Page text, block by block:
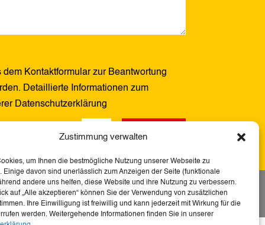
Zustimmung verwalten
um Ihnen die bestmögliche Nutzung unserer Webseite zu
Einige davon sind unerlässlich zum Anzeigen der Seite (funktionale
andere uns helfen, diese Website und ihre Nutzung zu verbessern.
auf „Alle akzeptieren“ können Sie der Verwendung von zusätzlichen
Ihre Einwilligung ist freiwillig und kann jederzeit mit Wirkung für die
werden. Weitergehende Informationen finden Sie in unserer
Kontaktformular zur Beantwortung
Detaillierte Informationen zum
Datenschutzerklärung
13 + 13 = Senden